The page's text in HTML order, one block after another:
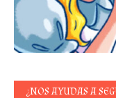
¿NOS AYUDAS A